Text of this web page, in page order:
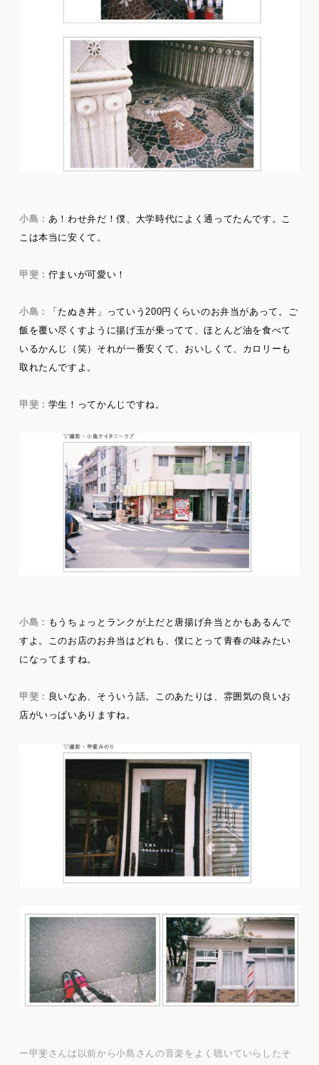
小島： あ！わせ弁だ！僕、大学時代によく通ってたんです。こ
こは本当に安くて。
甲斐： 佇まいが可愛い！
小島：
「たぬき丼」っていう200円くらいのお弁当があって。ご
飯を覆い尽くすように揚げ玉が乗ってて、ほとんど油を食べて
いるかんじ（笑）それが一番安くて、おいしくて、カロリーも
取れたんですよ。
甲斐： 学生！ってかんじですね。
小島： もうちょっとランクが上だと唐揚げ弁当とかもあるんで
すよ。このお店のお弁当はどれも、僕にとって青春の味みたい
になってますね。
甲斐： 良いなあ、そういう話。このあたりは、雰囲気の良いお
店がいっぱいありますね。
ー甲斐さんは以前から小島さんの音楽をよく聴いていらしたそ